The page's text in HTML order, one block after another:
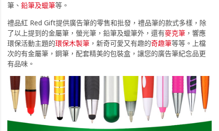
筆、 鉛筆及蠟筆等。
禮品紅 Red Gift提供廣告筆的零售和批發，禮品筆的款式多樣，除
了以上提到的金屬筆，螢光筆，鉛筆及蠟筆外，還有麥克筆 ，響應
環保活動主題的環保木製筆 ，新奇可愛又有趣的奇趣筆等等。上檔
次的有金屬筆，鋼筆，配套精美的包裝盒，讓您的廣告筆紀念品更
有品味。